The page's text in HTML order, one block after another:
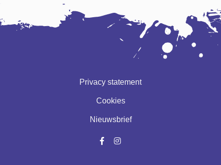
Privacy statement
Cookies
Nieuwsbrief